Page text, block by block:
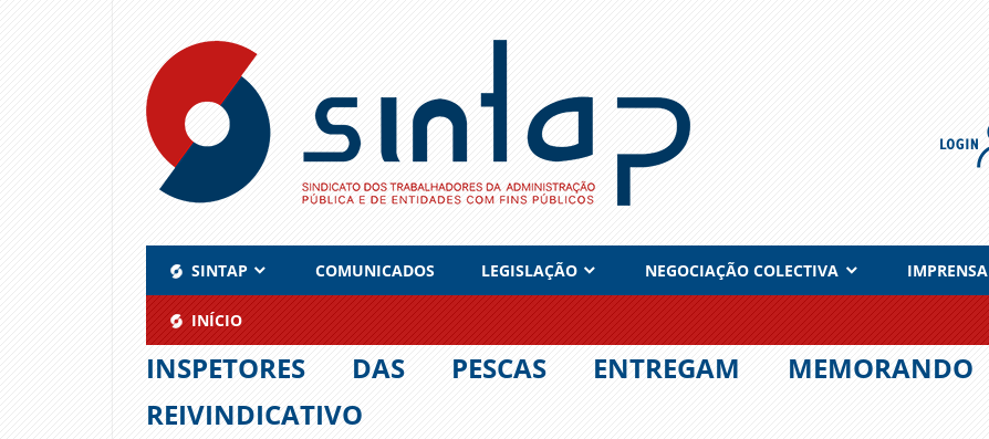
content
SINTAP COMUNICADOS LEGISLAÇÃO NEGOCIAÇÃO COLECTIVA IMPRENSA
INÍCIO
INSPETORES DAS PESCAS ENTREGAM MEMORANDO
REIVINDICATIVO